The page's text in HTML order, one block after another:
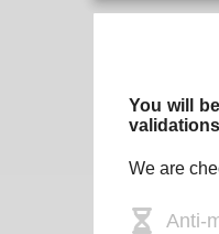
You will
We are
Anti-